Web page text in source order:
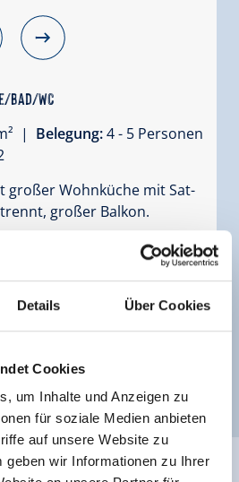
Details Über Cookies
Cookies
um Inhalte und Anzeigen zu
für soziale Medien anbieten
auf unsere Website zu
geben wir Informationen zu Ihrer
Bad/WC
| Belegung:4 - 5 Personen
großer Wohnküche mit Sat-
großer Balkon.